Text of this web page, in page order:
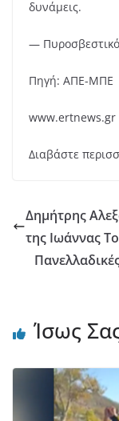
δυνάμεις.
—
Πηγή: ΑΠΕ-ΜΠΕ
www.ertnews.gr
Διαβάστε
Δημήτρης
της Ιωάννας
Ίσως